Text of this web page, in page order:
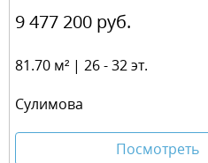
9 477 200 руб.
81.70 м² | 26 - 32 эт.
​Сулимова
Посмотреть